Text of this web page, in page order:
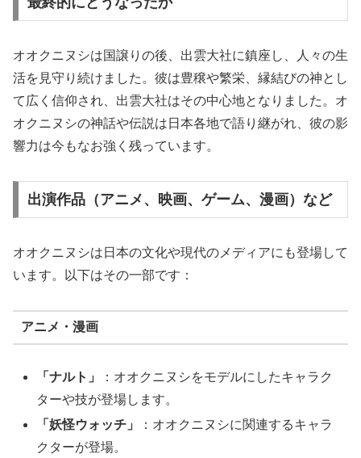
オオクニヌシは国譲りの後、出雲大社に鎮座し、人々の生
活を見守り続けました。彼は豊穣や繁栄、縁結びの神とし
て広く信仰され、出雲大社はその中心地となりました。オ
オクニヌシの神話や伝説は日本各地で語り継がれ、彼の影
響力は今もなお強く残っています。
出演作品（アニメ、映画、ゲーム、漫画）など
オオクニヌシは日本の文化や現代のメディアにも登場して
います。以下はその一部です：
アニメ・漫画
「ナルト」
：オオクニヌシをモデルにしたキャラク
ターや技が登場します。
「妖怪ウォッチ」
：オオクニヌシに関連するキャラ
クターが登場。